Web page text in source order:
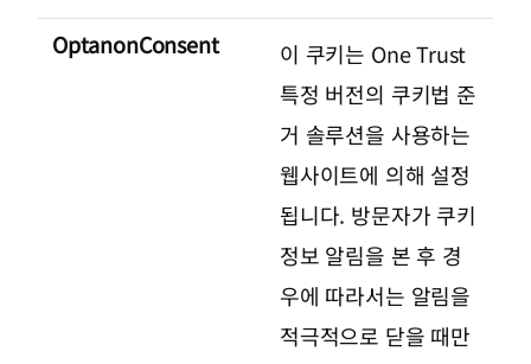
OptanonConsent
이 쿠키는 One Trust
특정 버전의 쿠키법 준
거 솔루션을 사용하는
웹사이트에 의해 설정
됩니다. 방문자가 쿠키
정보 알림을 본 후 경
우에 따라서는 알림을
적극적으로 닫을 때만